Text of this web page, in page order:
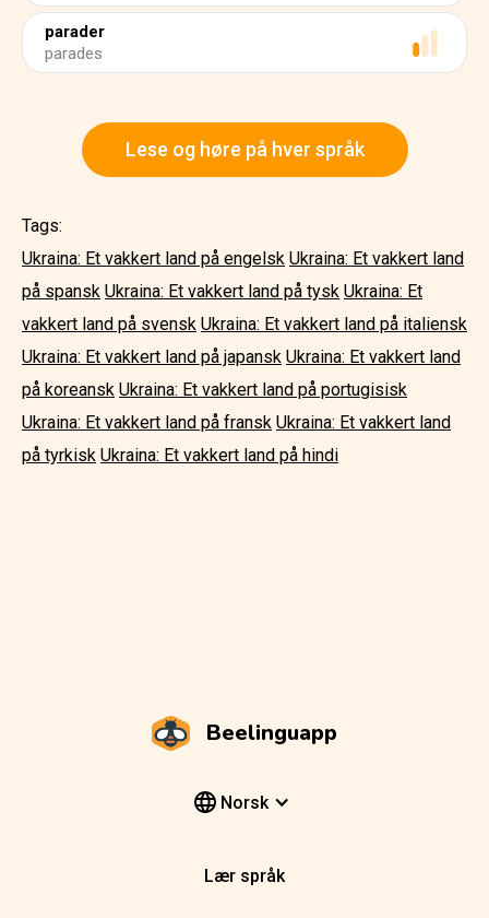
parader
parades
Lese og høre på hver språk
Tags:
Ukraina: Et vakkert land på engelsk Ukraina: Et vakkert land
på spansk Ukraina: Et vakkert land på tysk Ukraina: Et
vakkert land på svensk Ukraina: Et vakkert land på italiensk
Ukraina: Et vakkert land på japansk Ukraina: Et vakkert land
på koreansk Ukraina: Et vakkert land på portugisisk
Ukraina: Et vakkert land på fransk Ukraina: Et vakkert land
på tyrkisk Ukraina: Et vakkert land på hindi
Beelinguapp
Norsk
Lær språk